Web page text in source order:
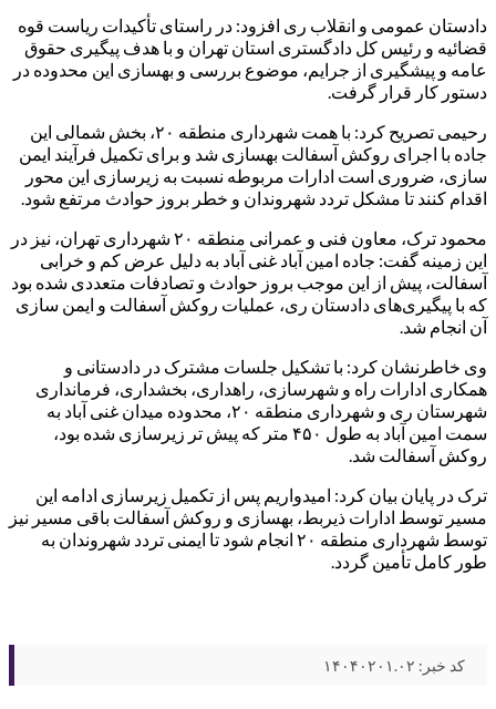
دادستان عمومی و انقلاب ری افزود: در راستای تأکیدات ریاست قوه
قضائیه و رئیس کل دادگستری استان تهران و با هدف پیگیری حقوق
عامه و پیشگیری از جرایم، موضوع بررسی و بهسازی این محدوده در
دستور کار قرار گرفت.
رحیمی تصریح کرد: با همت شهرداری منطقه ۲۰، بخش شمالی این
جاده با اجرای روکش آسفالت بهسازی شد و برای تکمیل فرآیند ایمن
سازی، ضروری است ادارات مربوطه نسبت به زیرسازی این محور
اقدام کنند تا مشکل تردد شهروندان و خطر بروز حوادث مرتفع شود.
محمود ترک، معاون فنی و عمرانی منطقه ۲۰ شهرداری تهران، نیز در
این زمینه گفت: جاده امین آباد غنی آباد به دلیل عرض کم و خرابی
آسفالت، پیش از این موجب بروز حوادث و تصادفات متعددی شده بود
که با پیگیری‌های دادستان ری، عملیات روکش آسفالت و ایمن سازی
آن انجام شد.
وی خاطرنشان کرد: با تشکیل جلسات مشترک در دادستانی و
همکاری ادارات راه و شهرسازی، راهداری، بخشداری، فرمانداری
شهرستان ری و شهرداری منطقه ۲۰، محدوده میدان غنی آباد به
سمت امین آباد به طول ۴۵۰ متر که پیش تر زیرسازی شده بود،
روکش آسفالت شد.
ترک در پایان بیان کرد: امیدواریم پس از تکمیل زیرسازی ادامه این
مسیر توسط ادارات ذیربط، بهسازی و روکش آسفالت باقی مسیر نیز
توسط شهرداری منطقه ۲۰ انجام شود تا ایمنی تردد شهروندان به
طور کامل تأمین گردد.
کد خبر: ۱۴۰۴۰۲۰۱.۰۲